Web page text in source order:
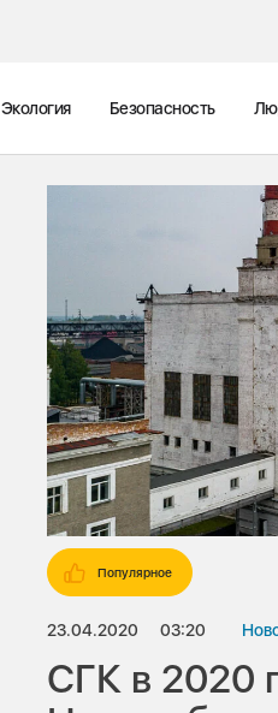
Экология Безопасность
Популярное
23.04.2020 03:20
СГК в 2020